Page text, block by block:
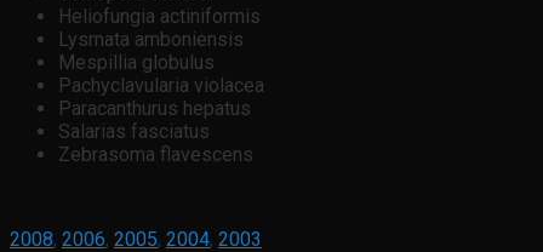
Heliofungia actiniformis
Lysmata amboniensis
Mespillia globulus
Pachyclavularia violacea
Paracanthurus hepatus
Salarias fasciatus
Zebrasoma flavescens
2008, 2006, 2005, 2004, 2003